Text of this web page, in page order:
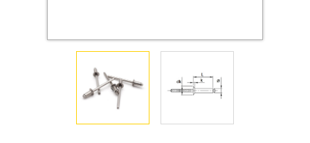
Оснастка и аксессуары для яхт
Саморезы и шурупы